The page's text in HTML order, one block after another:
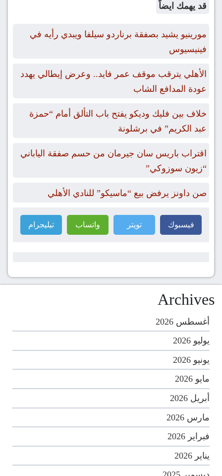
قد يهمك ايضاً
مورينيو يشيد بصفقة برناردو سيلفا ويبدي رأيه في
فينيسيوس
الأهلي يترقب موقف عمر فايد.. وعرض إيطالي يهدد
عودة المدافع الشاب
خلاف بين فليك وديكو يفتح باب التألق أمام “حمزة
عبد الكريم” في برشلونة
اقتراب باريس سان جيرمان من حسم صفقة الياباني
“زيون سوزوكي”
صن داونز يرفض بيع “ماسيكو” للنادي الأهلي
فيسبوك تويتر واتساب تيليجرام
Archives
أغسطس 2026
يوليو 2026
يونيو 2026
مايو 2026
أبريل 2026
مارس 2026
فبراير 2026
يناير 2026